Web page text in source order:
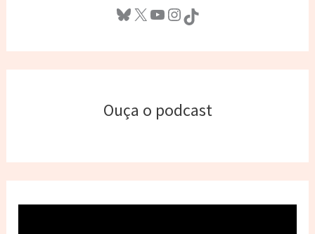
Bluesky X Youtube InstagramTikTok
Ouça o podcast